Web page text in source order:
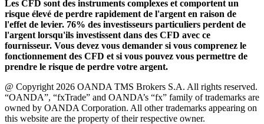
Les CFD sont des instruments complexes et comportent un
risque élevé de perdre rapidement de l'argent en raison de
l'effet de levier. 76% des investisseurs particuliers perdent de
l'argent lorsqu'ils investissent dans des CFD avec ce
fournisseur. Vous devez vous demander si vous comprenez le
fonctionnement des CFD et si vous pouvez vous permettre de
prendre le risque de perdre votre argent.
@ Copyright 2026 OANDA TMS Brokers S.A. All rights reserved.
“OANDA”, “fxTrade” and OANDA’s “fx” family of trademarks are
owned by OANDA Corporation. All other trademarks appearing on
this website are the property of their respective owner.